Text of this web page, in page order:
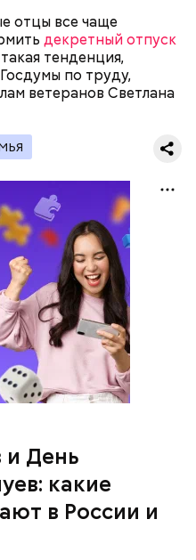
отцы все чаще
декретный отпуск
тенденция,
по труду,
ветеранов Светлана
и День
какие
в России и
с 1983 года.
европейских
Кроме того,
отправив
человеку через
был инициирован
людей, чтобы
на самом деле
этот день
людьми
своей жизни.